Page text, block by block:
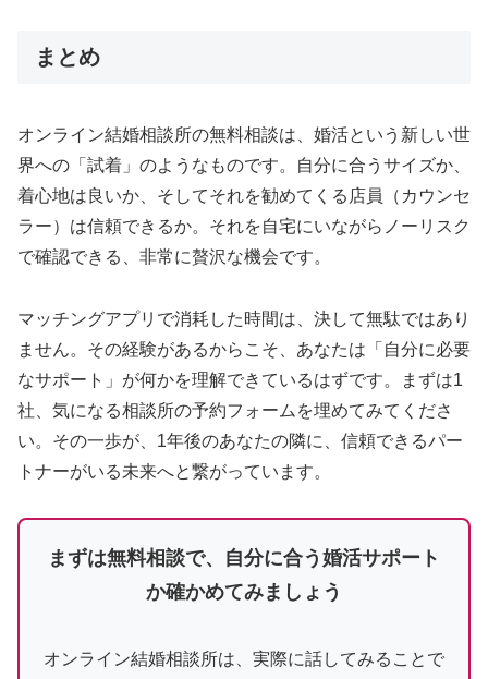
まとめ
オンライン結婚相談所の無料相談は、婚活という新しい世
界への「試着」のようなものです。自分に合うサイズか、
着心地は良いか、そしてそれを勧めてくる店員（カウンセ
ラー）は信頼できるか。それを自宅にいながらノーリスク
で確認できる、非常に贅沢な機会です。
マッチングアプリで消耗した時間は、決して無駄ではあり
ません。その経験があるからこそ、あなたは「自分に必要
なサポート」が何かを理解できているはずです。まずは1
社、気になる相談所の予約フォームを埋めてみてくださ
い。その一歩が、1年後のあなたの隣に、信頼できるパー
トナーがいる未来へと繋がっています。
まずは無料相談で、自分に合う婚活サポート
か確かめてみましょう
オンライン結婚相談所は、実際に話してみることで